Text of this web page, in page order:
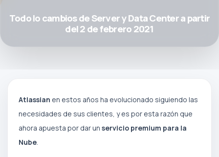
Todo lo cambios de Server y Data Center a partir
del 2 de febrero 2021
Atlassian en estos años ha evolucionado siguiendo las
necesidades de sus clientes, y es por esta razón que
ahora apuesta por dar un servicio premium para la
Nube.